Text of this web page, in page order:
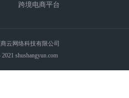
跨境电商平台
云网络科技有限公司
shushangyun.com